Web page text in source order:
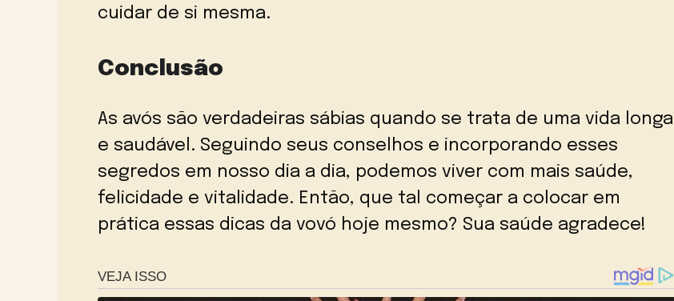
cuidar de si mesma.
Conclusão
As avós são verdadeiras sábias quando se trata de uma vida longa
e saudável. Seguindo seus conselhos e incorporando esses
segredos em nosso dia a dia, podemos viver com mais saúde,
felicidade e vitalidade. Então, que tal começar a colocar em
prática essas dicas da vovó hoje mesmo? Sua saúde agradece!